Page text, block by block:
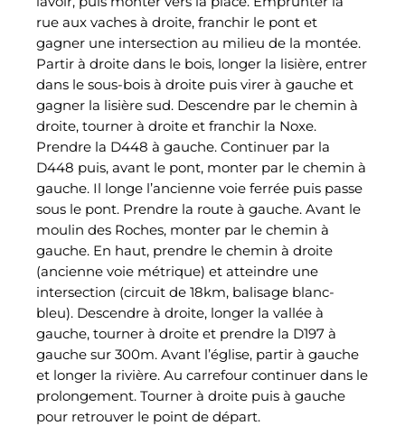
rue aux vaches à droite, franchir le pont et
gagner une intersection au milieu de la montée.
Partir à droite dans le bois, longer la lisière, entrer
dans le sous-bois à droite puis virer à gauche et
gagner la lisière sud. Descendre par le chemin à
droite, tourner à droite et franchir la Noxe.
Prendre la D448 à gauche. Continuer par la
D448 puis, avant le pont, monter par le chemin à
gauche. Il longe l’ancienne voie ferrée puis passe
sous le pont. Prendre la route à gauche. Avant le
moulin des Roches, monter par le chemin à
gauche. En haut, prendre le chemin à droite
(ancienne voie métrique) et atteindre une
intersection (circuit de 18km, balisage blanc-
bleu). Descendre à droite, longer la vallée à
gauche, tourner à droite et prendre la D197 à
gauche sur 300m. Avant l’église, partir à gauche
et longer la rivière. Au carrefour continuer dans le
prolongement. Tourner à droite puis à gauche
pour retrouver le point de départ.